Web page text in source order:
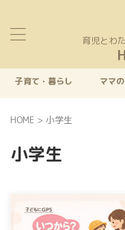
育児とわ
子育て・暮らし ママ
HOME > 小学生
小学生